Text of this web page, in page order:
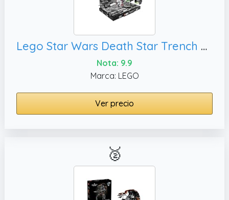
Lego Star Wars Death Star Trench Run Diorama 75329 - Juego de construcción para Adultos, diseño de ladrillo Coleccionable para exhibición (665 Piezas)
Nota: 9.9
Marca: LEGO
Ver precio
🥈